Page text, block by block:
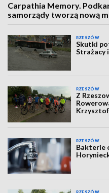
Carpathia Memory.
samorządy tworzą nową
RZESZÓW
Skutki
Strażacy
RZESZÓW
Z
RZESZÓW
Bakterie